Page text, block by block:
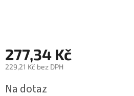
277,34 Kč
229,21 Kč bez DPH
cena:
Na dotaz